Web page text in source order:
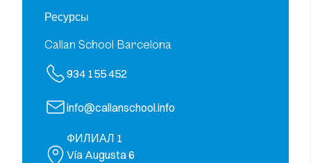
Ресурсы
Callan School Barcelona
934 155 452
info@callanschool.info
ФИЛИАЛ 1
Vía Augusta 6